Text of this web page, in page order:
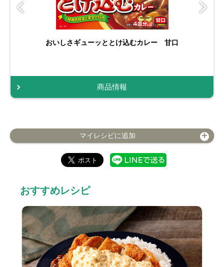
おいしさギューッととけ込むカレー 甘口
商品情報
マイレシピに追加
おすすめレシピ